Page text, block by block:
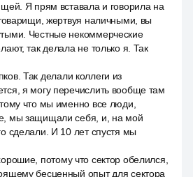
Я прям вставала и говорила на
жертвуя наличными, вы
Честные некоммерческие
так делала не только я. Так
Так делали коллеги из
я могу перечислить вообще там
что мы именно все люди,
мы защищали себя, и, на мой
сделали. И 10 лет спустя мы
потому что сектор обелился,
бесценный опыт для сектора